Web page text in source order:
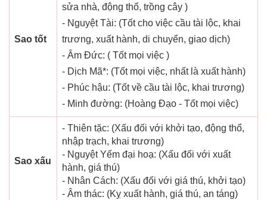
Sao tốt
sửa nhà, động thổ, trồng cây )
- Nguyệt Tài: (Tốt cho việc cầu tài lộc, khai
trương, xuất hành, di chuyển, giao dịch)
- Âm Đức: ( Tốt mọi việc )
- Dịch Mã*: (Tốt mọi việc, nhất là xuất hành)
- Phúc hậu: (Tốt về cầu tài lộc, khai trương)
- Minh đường: (Hoàng Đạo - Tốt mọi việc)
Sao xấu
- Thiên tặc: (Xấu đối với khởi tạo, động thổ,
nhập trạch, khai trương)
- Nguyệt Yếm đại hoạ: (Xấu đối với xuất
hành, giá thú)
- Nhân Cách: (Xấu đối với giá thú, khởi tạo)
- Âm thác: (Kỵ xuất hành, giá thú, an táng)